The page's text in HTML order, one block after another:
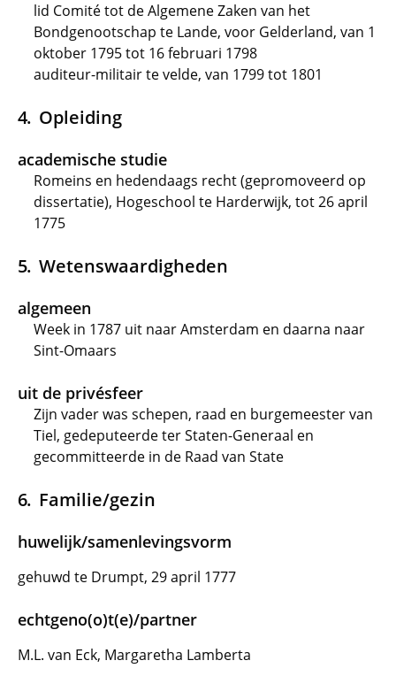
lid Comité tot de Algemene Zaken van het
Bondgenootschap te Lande, voor Gelderland, van 1
oktober 1795 tot 16 februari 1798
auditeur-militair te velde, van 1799 tot 1801
Opleiding
academische studie
Romeins en hedendaags recht (gepromoveerd op
dissertatie), Hogeschool te Harderwijk, tot 26 april
1775
Wetenswaardigheden
algemeen
Week in 1787 uit naar Amsterdam en daarna naar
Sint-Omaars
uit de privésfeer
Zijn vader was schepen, raad en burgemeester van
Tiel, gedeputeerde ter Staten-Generaal en
gecommitteerde in de Raad van State
Familie/gezin
huwelijk/samenlevingsvorm
gehuwd te Drumpt, 29 april 1777
echtgeno(o)t(e)/partner
M.L. van Eck, Margaretha Lamberta